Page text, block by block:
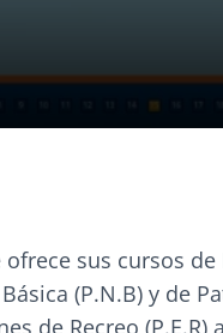
ofrece sus cursos
(P.N.B) y de
de Recreo (P.E.R)